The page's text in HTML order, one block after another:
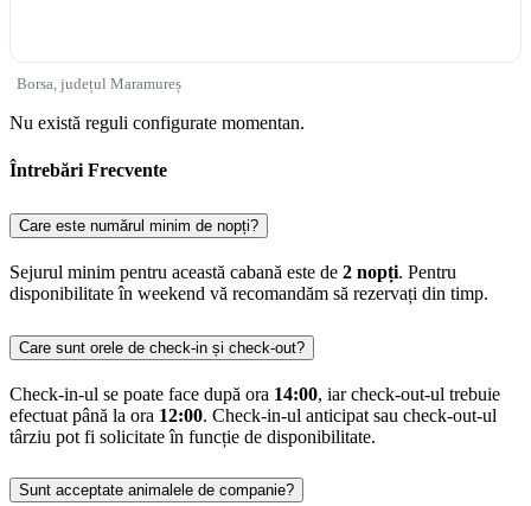
Borsa, județul Maramureș
Nu există reguli configurate momentan.
Întrebări Frecvente
Care este numărul minim de nopți?
Sejurul minim pentru această cabană este de 2 nopți. Pentru
disponibilitate în weekend vă recomandăm să rezervați din timp.
Care sunt orele de check-in și check-out?
Check-in-ul se poate face după ora 14:00, iar check-out-ul trebuie
efectuat până la ora 12:00. Check-in-ul anticipat sau check-out-ul
târziu pot fi solicitate în funcție de disponibilitate.
Sunt acceptate animalele de companie?